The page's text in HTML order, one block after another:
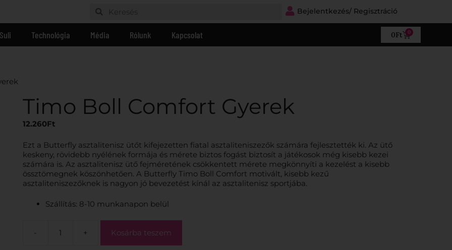
Bejelentkezés/ Regisztráció
Technológia Média Rólunk Kapcsolat 0Ft 0
Timo Boll Comfort Gyerek
12.260Ft
Ezt a Butterfly asztalitenisz ütőt kifejezetten fiatal asztaliteniszezők számára fejlesztették ki. Az ütő
keskeny, rövidebb nyélének formája és mérete biztos fogást biztosít a játékosok még kisebb kezei
számára is. Az asztalitenisz ütő fejméretének csökkentett mérete megkönnyíti a kezelést a kisebb
össztömegnek köszönhetően. A Butterfly Timo Boll Comfort motivált, kisebb kezű
asztaliteniszezőknek is nagyon jó bevezetést kínál az asztalitenisz sportjába.
Szállítás: 8-10 munkanapon belül
- + Kosárba teszem